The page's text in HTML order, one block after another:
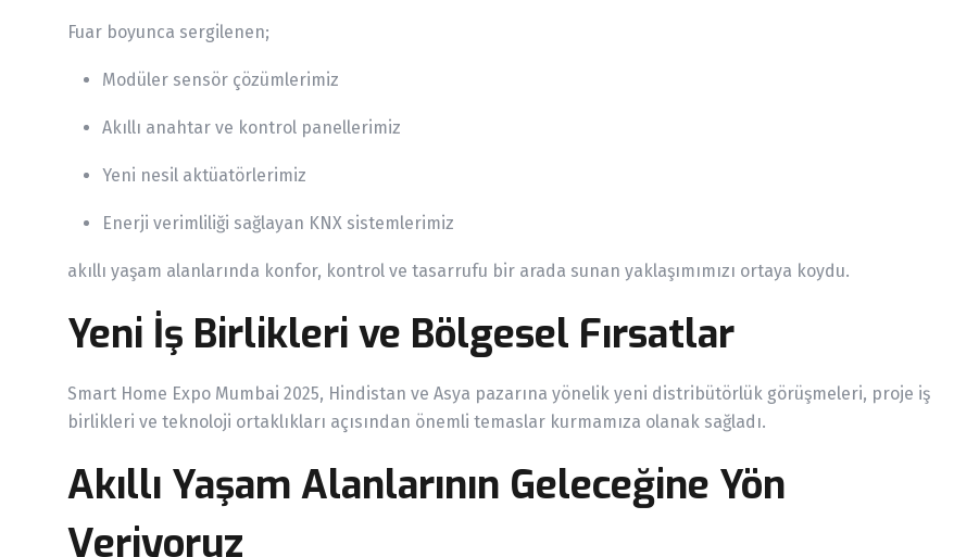
Fuar boyunca sergilenen;
Modüler sensör çözümlerimiz
Akıllı anahtar ve kontrol panellerimiz
Yeni nesil aktüatörlerimiz
Enerji verimliliği sağlayan KNX sistemlerimiz
akıllı yaşam alanlarında konfor, kontrol ve tasarrufu bir arada sunan yaklaşımımızı ortaya koydu.
Yeni İş Birlikleri ve Bölgesel Fırsatlar
Smart Home Expo Mumbai 2025, Hindistan ve Asya pazarına yönelik yeni distribütörlük görüşmeleri, proje iş
birlikleri ve teknoloji ortaklıkları açısından önemli temaslar kurmamıza olanak sağladı.
Akıllı Yaşam Alanlarının Geleceğine Yön
Veriyoruz